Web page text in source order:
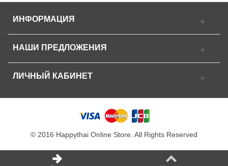
ИНФОРМАЦИЯ
НАШИ ПРЕДЛОЖЕНИЯ
ЛИЧНЫЙ КАБИНЕТ
© 2016 Happythai Online Store. All Rights Reserved